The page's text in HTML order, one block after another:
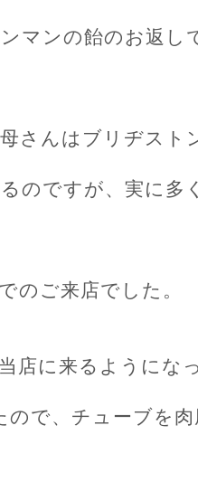
マンの飴のお返し
さんはブリヂスト
のですが、実に多
のご来店でした。
店に来るようにな
ので、チューブを